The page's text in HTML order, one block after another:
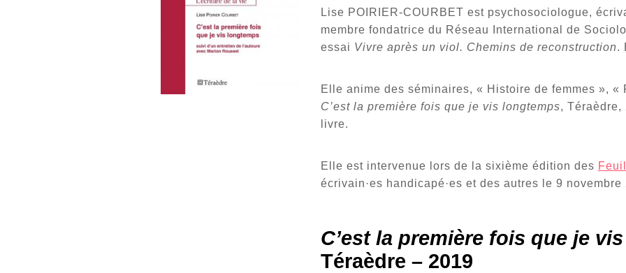
Lise POIRIER-COURBET est psychosociologue,
membre fondatrice du Réseau International de
essai Vivre après un viol. Chemins de reconstruction.
Elle anime des séminaires, « Histoire de femmes », «
C’est la première fois que je vis longtemps, Téraèdre,
livre.
Elle est intervenue lors de la sixième édition des
écrivain·es handicapé·es et des autres le 9 novembre
C’est la première fois que je
Téraèdre – 2019